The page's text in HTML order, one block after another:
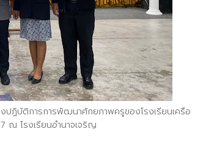
ปฏิบัติการการพัฒนาศักยภาพครูของโรงเรียนเครือ
ณ โรงเรียนอำนาจเจริญ